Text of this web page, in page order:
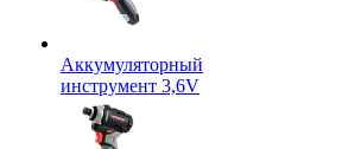
Аккумуляторный
инструмент 3,6V